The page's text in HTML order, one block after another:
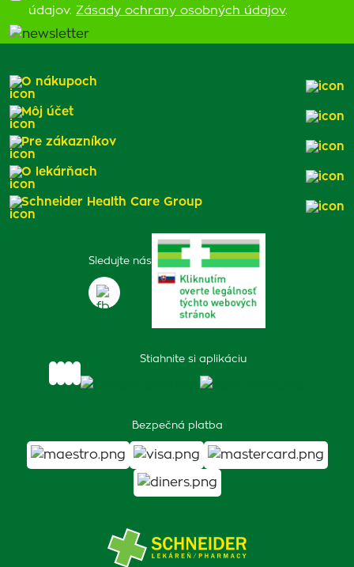
údajov. Zásady ochrany osobných údajov.
Sledujte nás
Stiahnite si aplikáciu
Bezpečná platba
O nákupoch
Môj účet
Pre zákazníkov
O lekárňach
Schneider Health Care Group